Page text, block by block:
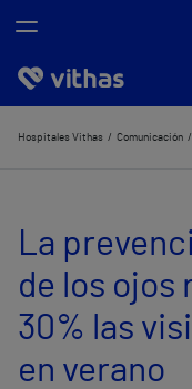
Nosotros
Servicios de salud
Equipo médico y
Hospitales Vithas Comunicación
La
de los ojos
30% las
en verano